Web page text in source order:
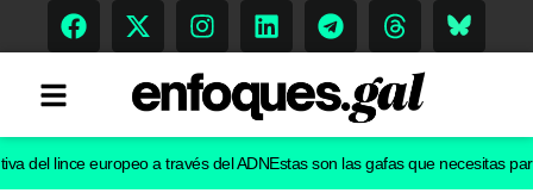
lince europeo a través del ADNEstas son las gafas que necesitas para